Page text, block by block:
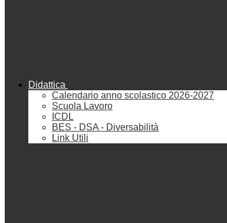
Didattica
Calendario anno scolastico 2026-2027
Scuola Lavoro
ICDL
BES - DSA - Diversabilità
Link Utili